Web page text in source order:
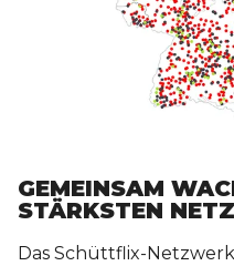
GEMEINSAM
STÄRKSTEN
Das Schüttflix-